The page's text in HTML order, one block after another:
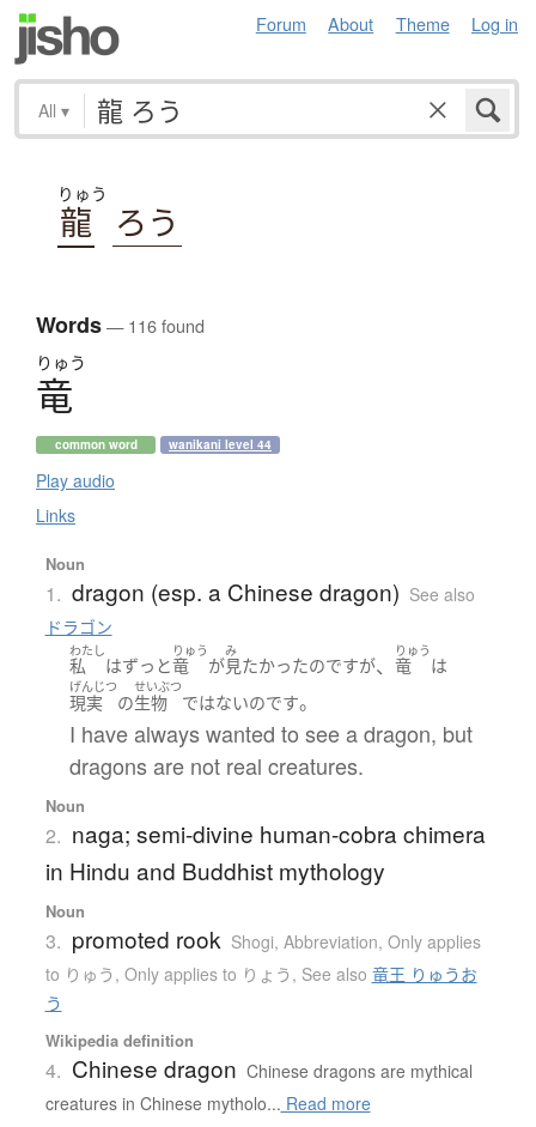
Forum About Theme Log in
All ▾
りゅう
龍 ろう
Words— 116 found
りゅう
竜
common word wanikani level 44
Play audio
Links
Noun
1. dragon (esp. a Chinese dragon) See also
ドラゴン
わたし
私 はずっと
りゅう
竜 が
み
見たかったのですが、
りゅう
竜 は
げんじつ
現実 の
せいぶつ
生物 ではないのです。
I have always wanted to see a dragon, but
dragons are not real creatures.
Noun
2. naga; semi-divine human-cobra chimera
in Hindu and Buddhist mythology
Noun
3. promoted rook Shogi, Abbreviation, Only applies
to りゅう , Only applies to りょう , See also 竜王 りゅうお
う
Wikipedia definition
4. Chinese dragon Chinese dragons are mythical
creatures in Chinese mytholo... Read more